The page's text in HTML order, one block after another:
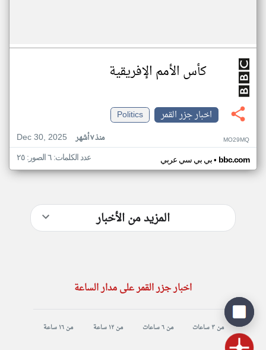
كأس الأمم الإفريقية
اخبار جزر القمر
Politics
Dec 30, 2025
منذ ٧ أشهر MO29MQ
بي بي سي عربي• bbc.com عدد الكلمات: ٦ الصور: ٢٥
المزيد من الأخبار
اخبار جزر القمر على مدار الساعة
من ٣ ساعات من ٦ ساعات من ١٢ ساعة من ١٦ ساعة